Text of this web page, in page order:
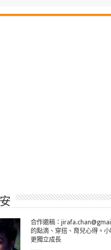
合作邀稿：
的點滴、穿搭、育兒心得。
更獨立成長